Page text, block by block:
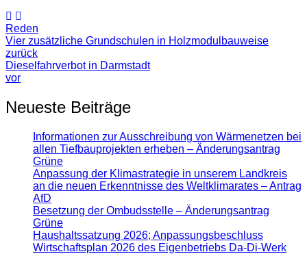
Reden
Vier zusätzliche Grundschulen in Holzmodulbauweise
zurück
Dieselfahrverbot in Darmstadt
vor
Neueste Beiträge
Informationen zur Ausschreibung von Wärmenetzen bei
allen Tiefbauprojekten erheben – Änderungsantrag
Grüne
Anpassung der Klimastrategie in unserem Landkreis
an die neuen Erkenntnisse des Weltklimarates – Antrag
AfD
Besetzung der Ombudsstelle – Änderungsantrag
Grüne
Haushaltssatzung 2026; Anpassungsbeschluss
Wirtschaftsplan 2026 des Eigenbetriebs Da-Di-Werk